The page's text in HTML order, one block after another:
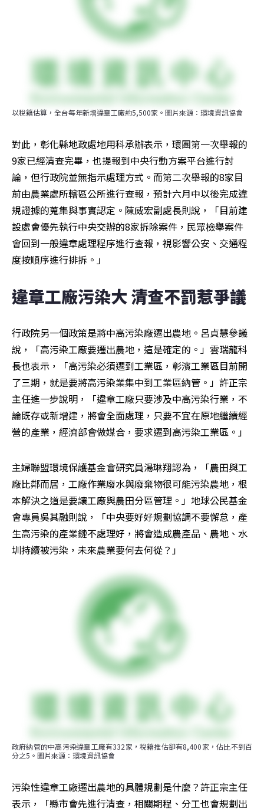
以稅籍估算，全台每年新增違章工廠約5,500家。圖片來源：環境資訊協會
對此，彰化縣地政處地用科承辦表示，環團第一次舉報的
9家已經清查完畢，也提報到中央行動方案平台進行討
論，但行政院並無指示處理方式。而第二次舉報的8家目
前由農業處所轄區公所進行查報，預計六月中以後完成違
規證據的蒐集與事實認定。陳威宏副處長則說，「目前建
設處會優先執行中央交辦的8家拆除案件，民眾檢舉案件
會回到一般違章處理程序進行查報，視影響公安、交通程
度按順序進行排拆。」
違章工廠污染大 清查不罰惹爭議
行政院另一個政策是將中高污染廠遷出農地。呂貞慧參議
說，「高污染工廠要遷出農地，這是確定的。」雲瑞龍科
長也表示，「高污染必須遷到工業區，彰濱工業區目前開
了三期，就是要將高污染業集中到工業區納管。」許正宗
主任進一步說明，「違章工廠只要涉及中高污染行業，不
論既存或新增建，將會全面處理，只要不宜在原地繼續經
營的產業，經濟部會做媒合，要求遷到高污染工業區。」
主婦聯盟環境保護基金會研究員湯琳翔認為，「農田與工
廠比鄰而居，工廠作業廢水與廢棄物很可能污染農地，根
本解決之道是要讓工廠與農田分區管理。」地球公民基金
會專員吳其融則說，「中央要好好規劃協調不要懈怠，產
生高污染的產業鏈不處理好，將會造成農產品、農地、水
圳持續被污染，未來農業要何去何從？」
政府納管的中高污染違章工廠有332家，稅籍推估卻有8,400家，佔比不到百
分之5。圖片來源：環境資訊協會
污染性違章工廠遷出農地的具體規劃是什麼？許正宗主任
表示，「縣市會先進行清查，相關期程、分工也會規劃出